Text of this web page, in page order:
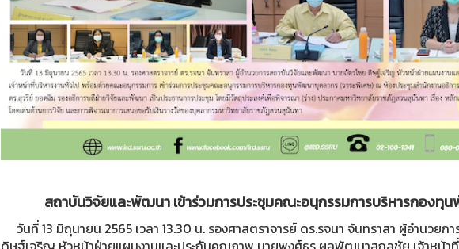
สถาบันวิจัยและพัฒนา เข้าร่วมการประชุมคณะอนุกรรมการบริหารกองทุ
วันที่ 13 มิถุนายน 2565 เวลา 13.30 น. รองศาสตราจารย์ ดร.รจนา จันทราสา ผู้อำนวย